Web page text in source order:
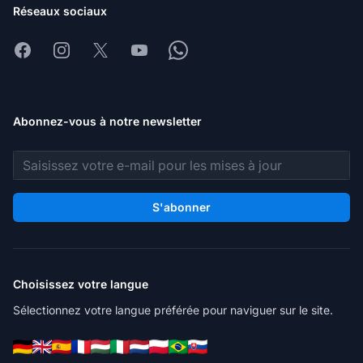
Réseaux sociaux
FacebookInstagram
X YoutubeWhatsapp
Abonnez-vous à notre newsletter
Adresse e-mail
S'abonner
Choisissez votre langue
Sélectionnez votre langue préférée pour naviguer sur le site.